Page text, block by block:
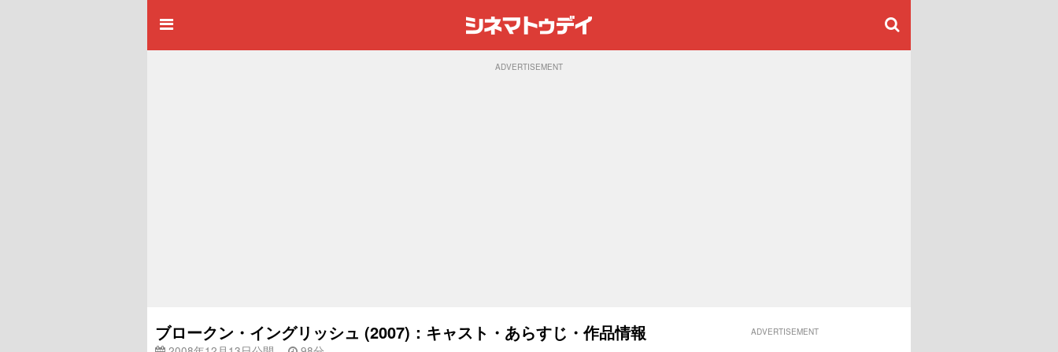
ADVERTISEMENT
ブロークン・イングリッシュ (2007)：キャスト・あらすじ・作品情報 ADVERTISEMENT